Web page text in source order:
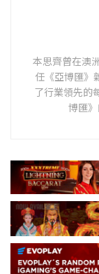
本思齊曾在澳
任《亞博匯》
了行業領先的
博匯